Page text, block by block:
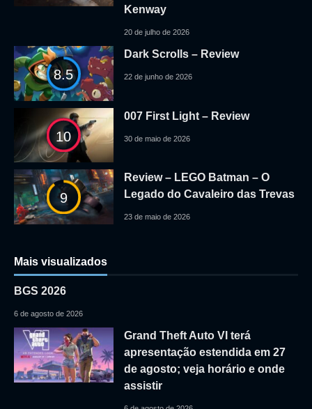
Kenway
20 de julho de 2026
8.5
Dark Scrolls – Review
22 de junho de 2026
10
007 First Light – Review
30 de maio de 2026
9
Review – LEGO Batman – O
Legado do Cavaleiro das Trevas
23 de maio de 2026
Mais visualizados
BGS 2026
6 de agosto de 2026
Grand Theft Auto VI terá
apresentação estendida em 27
de agosto; veja horário e onde
assistir